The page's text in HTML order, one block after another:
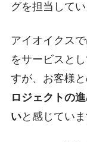
グを担当してい
アイオイクス
をサービスと
すが、お客様と
ロジェクトの
いと感じていま